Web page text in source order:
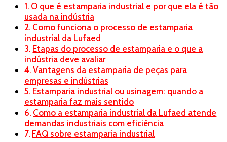
O que é estamparia industrial e por que ela é tão
usada na indústria
Como funciona o processo de estamparia
industrial da Lufaed
Etapas do processo de estamparia e o que a
indústria deve avaliar
Vantagens da estamparia de peças para
empresas e indústrias
Estamparia industrial ou usinagem: quando a
estamparia faz mais sentido
Como a estamparia industrial da Lufaed atende
demandas industriais com eficiência
FAQ sobre estamparia industrial